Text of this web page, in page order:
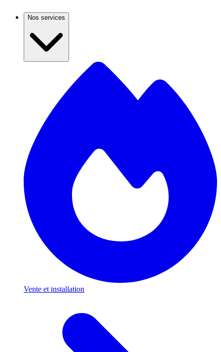
Nos services
Vente et installation